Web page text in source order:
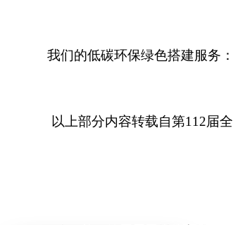
我们的低碳环保绿色搭建服务
以上部分内容转载自第11 2届